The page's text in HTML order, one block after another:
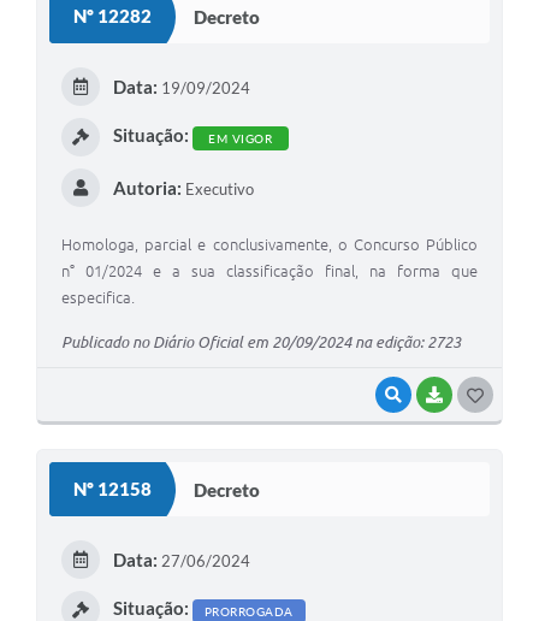
Nº 12282 Decreto
VISUALIZAR
BAIXAR
Data: 19/09/2024
Situação: EM VIGOR
Autoria: Executivo
Homologa, parcial e conclusivamente, o Concurso Público
n° 01/2024 e a sua classificação final, na forma que
especifica.
Publicado no Diário Oficial em 20/09/2024 na edição: 2723
Nº 12158 Decreto
Data: 27/06/2024
Situação: PRORROGADA